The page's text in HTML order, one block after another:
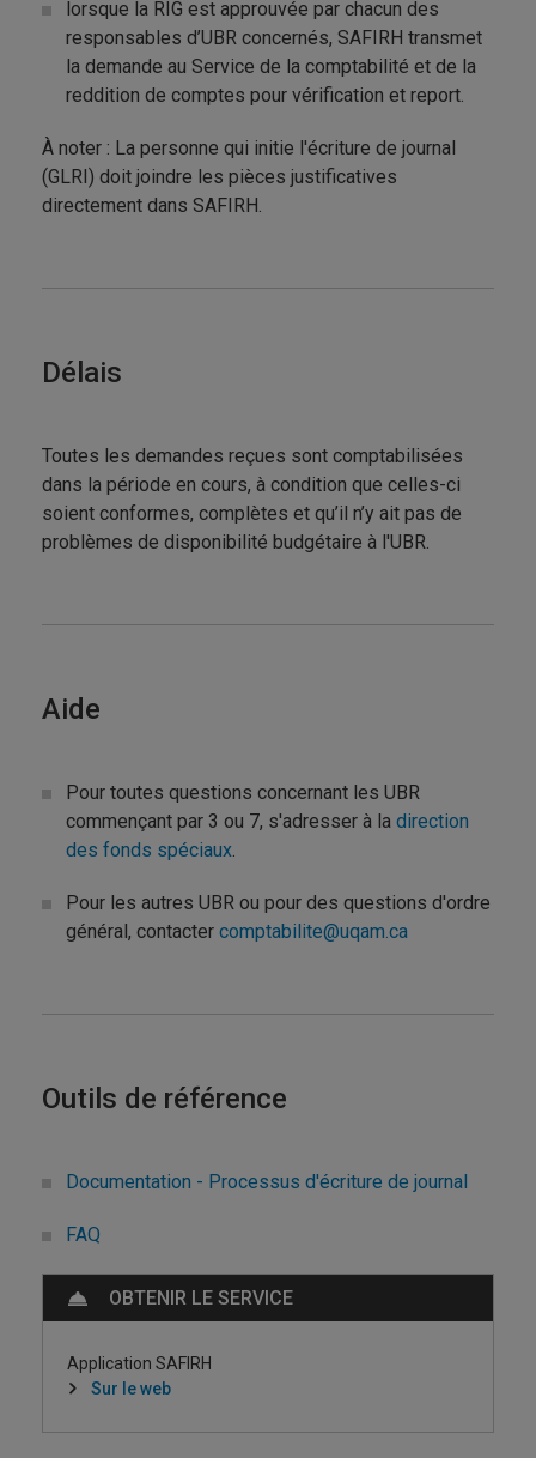
lorsque la RIG est approuvée par chacun des
responsables d’UBR concernés, SAFIRH transmet
la demande au Service de la comptabilité et de la
reddition de comptes pour vérification et report.
À noter : La personne qui initie l'écriture de journal
(GLRI) doit joindre les pièces justificatives
directement dans SAFIRH.
Délais
Toutes les demandes reçues sont comptabilisées
dans la période en cours, à condition que celles-ci
soient conformes, complètes et qu’il n’y ait pas de
problèmes de disponibilité budgétaire à l'UBR.
Aide
Pour toutes questions concernant les UBR
commençant par 3 ou 7, s'adresser à la direction
des fonds spéciaux
Pour les autres UBR ou pour des questions d'ordre
général, contacter comptabilite@uqam.ca
Outils de référence
Documentation - Processus d'écriture de journal
FAQ
OBTENIR LE SERVICE
Application SAFIRH
Sur le web